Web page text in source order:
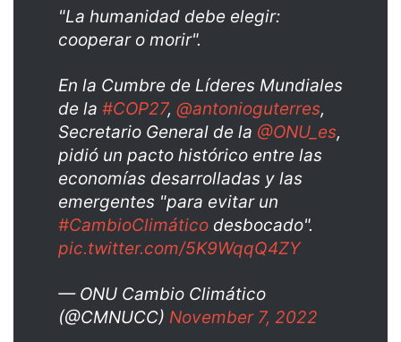
"La humanidad debe elegir:
cooperar o morir".
En la Cumbre de Líderes Mundiales
de la #COP27, @antonioguterres,
Secretario General de la @ONU_es,
pidió un pacto histórico entre las
economías desarrolladas y las
emergentes "para evitar un
#CambioClimático desbocado".
pic.twitter.com/5K9WqqQ4ZY
— ONU Cambio Climático
(@CMNUCC) November 7, 2022